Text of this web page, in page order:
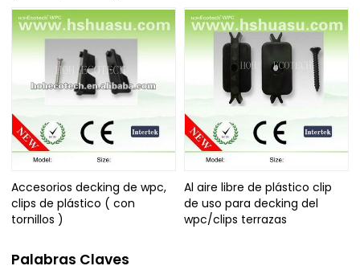
Accesorios decking de wpc,
clips de plástico ( con
tornillos )
Al aire libre de plástico clip
de uso para decking del
wpc/clips terrazas
Palabras Claves